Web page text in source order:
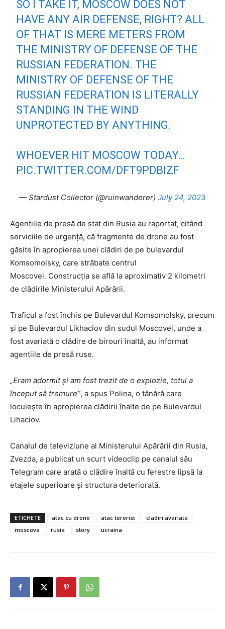
SO I TAKE IT, MOSCOW DOES NOT
HAVE ANY AIR DEFENSE, RIGHT? ALL
OF THAT IS MERE METERS FROM
THE MINISTRY OF DEFENSE OF THE
RUSSIAN FEDERATION. THE
MINISTRY OF DEFENSE OF THE
RUSSIAN FEDERATION IS LITERALLY
STANDING IN THE WIND
UNPROTECTED BY ANYTHING.
WHOEVER HIT MOSCOW TODAY…
PIC.TWITTER.COM/DFT9PDBIZF
— Stardust Collector (@ruinwanderer) July 24, 2023
Agențiile de presă de stat din Rusia au raportat, citând
serviciile de urgență, că fragmente de drone au fost
găsite în apropierea unei clădiri de pe bulevardul
Komsomolsky, care străbate centrul
Moscovei. Construcția se află la aproximativ 2 kilometri
de clădirile Ministerului Apărării.
Traficul a fost închis pe Bulevardul Komsomolsky, precum
și pe Bulevardul Likhaciov din sudul Moscovei, unde a
fost avariată o clădire de birouri înaltă, au informat
agențiile de presă ruse.
„Eram adormit și am fost trezit de o explozie, totul a
început să tremure”, a spus Polina, o tânără care
locuiește în apropierea clădirii înalte de pe Bulevardul
Lihaciov.
Canalul de televiziune al Ministerului Apărării din Rusia,
Zvezda, a publicat un scurt videoclip pe canalul său
Telegram care arată o clădire înaltă cu ferestre lipsă la
etajele superioare și structura deteriorată.
ETICHETE atac cu drone atac terorist
cladiri avariate
moscova
rusia story ucraina